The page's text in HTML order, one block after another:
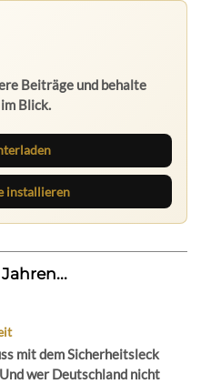
Beiträge und behalte
Blick.
installieren
mit dem Sicherheitsleck
wer Deutschland nicht